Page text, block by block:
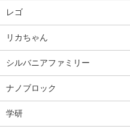
レゴ
リカちゃん
シルバニアファミリー
ナノブロック
学研